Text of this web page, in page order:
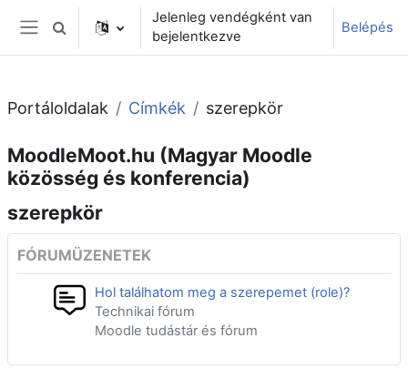
Tovább a fő tartalomhoz
Oldalpanel
Keresési bemeneti adatok váltása
Jelenleg vendégként van
bejelentkezve
Belépés
Portáloldalak Címkék szerepkör
MoodleMoot.hu (Magyar Moodle
közösség és konferencia)
szerepkör
FÓRUMÜZENETEK
Hol találhatom meg a szerepemet (role)?
Technikai fórum
Moodle tudástár és fórum